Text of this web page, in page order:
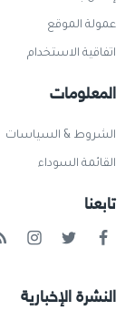
عمولة الموقع
اتفاقية الاستخدام
المعلومات
الشروط & السياسات
القائمة السوداء
تابعنا
النشرة الإخبارية